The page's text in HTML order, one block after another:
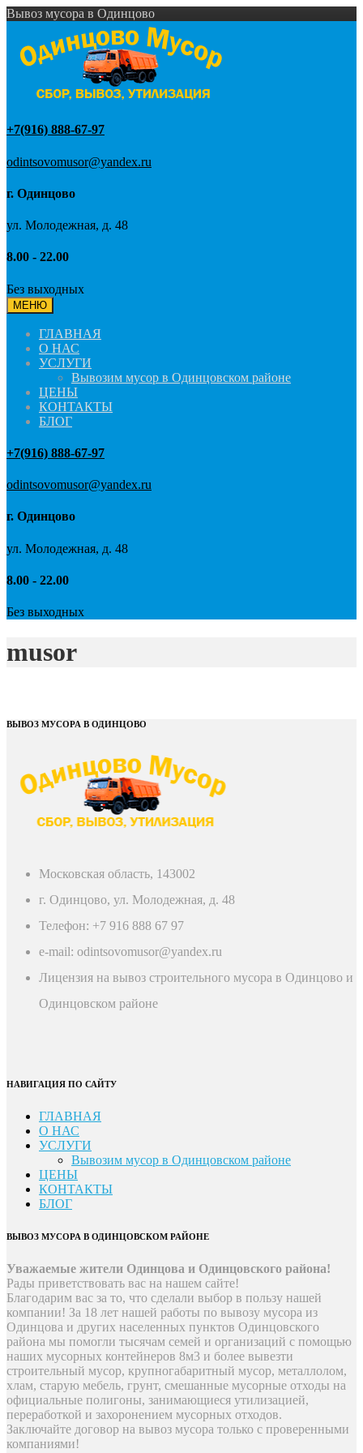
Вывоз мусора в Одинцово
+7(916) 888-67-97
odintsovomusor@yandex.ru
г. Одинцово
ул. Молодежная, д. 48
8.00 - 22.00
Без выходных
МЕНЮ
ГЛАВНАЯ
О НАС
УСЛУГИ
Вывозим мусор в Одинцовском районе
ЦЕНЫ
КОНТАКТЫ
БЛОГ
+7(916) 888-67-97
odintsovomusor@yandex.ru
г. Одинцово
ул. Молодежная, д. 48
8.00 - 22.00
Без выходных
musor
ВЫВОЗ МУСОРА В ОДИНЦОВО
Московская область, 143002
г. Одинцово, ул. Молодежная, д. 48
Телефон: +7 916 888 67 97
e-mail: odintsovomusor@yandex.ru
Лицензия на вывоз строительного мусора в Одинцово и
Одинцовском районе
НАВИГАЦИЯ ПО САЙТУ
ГЛАВНАЯ
О НАС
УСЛУГИ
Вывозим мусор в Одинцовском районе
ЦЕНЫ
КОНТАКТЫ
БЛОГ
ВЫВОЗ МУСОРА В ОДИНЦОВСКОМ РАЙОНЕ
Уважаемые жители Одинцова и Одинцовского района!
Рады приветствовать вас на нашем сайте!
Благодарим вас за то, что сделали выбор в пользу нашей
компании! За 18 лет нашей работы по вывозу мусора из
Одинцова и других населенных пунктов Одинцовского
района мы помогли тысячам семей и организаций с помощью
наших мусорных контейнеров 8м3 и более вывезти
строительный мусор, крупногабаритный мусор, металлолом,
хлам, старую мебель, грунт, смешанные мусорные отходы на
официальные полигоны, занимающиеся утилизацией,
переработкой и захоронением мусорных отходов.
Заключайте договор на вывоз мусора только с проверенными
компаниями!